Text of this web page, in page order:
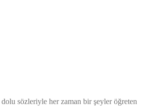
sözleriyle her zaman bir şeyler öğreten